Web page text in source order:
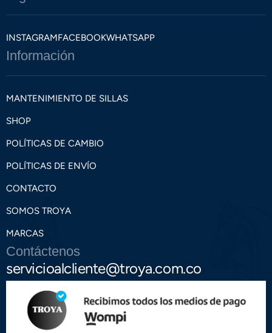
INSTAGRAMFACEBOOKWHATSAPP
Información
MANTENIMIENTO DE SILLAS
SHOP
POLÍTICAS DE CAMBIO
POLÍTICAS DE ENVÍO
CONTACTO
SOMOS TROYA
MARCAS
Contáctenos
servicioalcliente@troya.com.co